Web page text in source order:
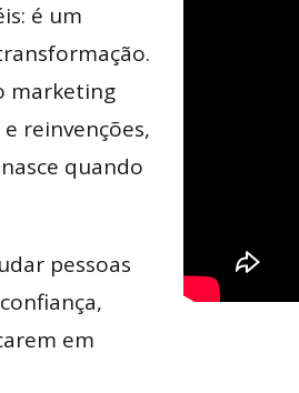
é um
marketing
reinvenções,
quando
pessoas
em